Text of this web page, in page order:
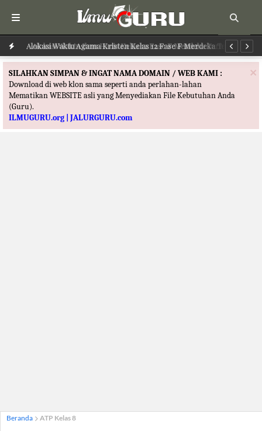
Alokasi Waktu Agama Kristen Kelas 12 Fase F Merdeka Terbaru
×
SILAHKAN SIMPAN & INGAT NAMA DOMAIN / WEB KAMI :
Download di web klon sama seperti anda perlahan-lahan
Mematikan WEBSITE asli yang Menyediakan File Kebutuhan Anda
(Guru).
ILMUGURU.org | JALURGURU.com
Beranda ATP Kelas 8